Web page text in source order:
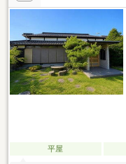
平屋